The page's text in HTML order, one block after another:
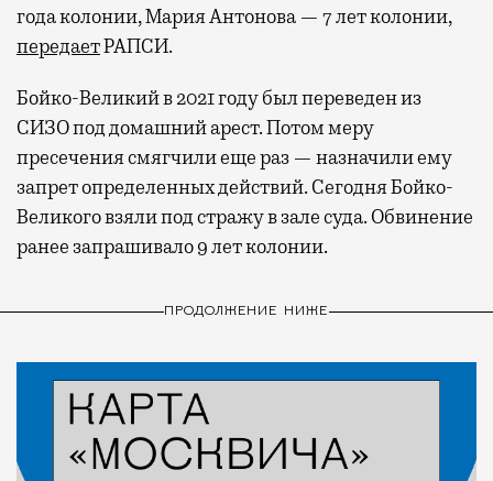
года колонии, Мария Антонова — 7 лет колонии,
передаетРАПСИ.
Бойко-Великий в 2021 году был переведен из
СИЗО под домашний арест. Потом меру
пресечения смягчили еще раз — назначили ему
запрет определенных действий. Сегодня Бойко-
Великого взяли под стражу в зале суда. Обвинение
ранее запрашивало 9 лет колонии.
ПРОДОЛЖЕНИЕ НИЖЕ